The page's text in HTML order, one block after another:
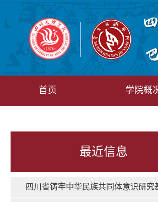
首页 学院概
最近信息
四川省铸牢中华民族共同体意识研究